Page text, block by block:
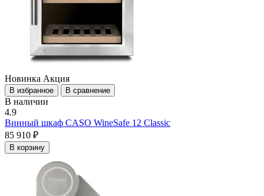
Новинка Акция
В избранное В сравнение
В наличии
4.9
Винный шкаф CASO WineSafe 12 Classic
85 910 ₽
В корзину